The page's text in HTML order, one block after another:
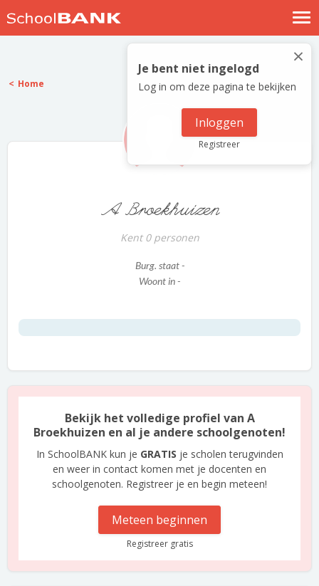
Nostalgische verhalen
Log in
Meld je gratis aan
×
Je bent niet ingelogd
Log in om deze pagina te bekijken
Inloggen
Registreer
Home
A Broekhuizen
Kent 0 personen
Burg. staat -
Woont in -
Bekijk het volledige profiel van A
Broekhuizen en al je andere schoolgenoten!
In SchoolBANK kun je GRATIS je scholen terugvinden
en weer in contact komen met je docenten en
schoolgenoten. Registreer je en begin meteen!
Meteen beginnen
Registreer gratis